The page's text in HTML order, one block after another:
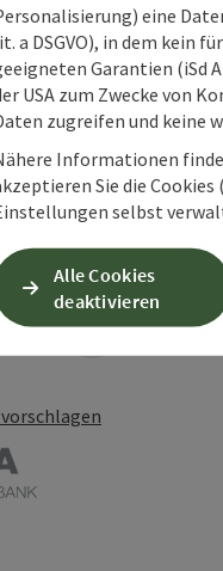
PDF
eine
a DSGVO), in dem kein
Garantien (iSd
USA zum Zwecke von
zugreifen und keine
Informationen
Sie die
selbst
Alle Cookies
deaktivieren